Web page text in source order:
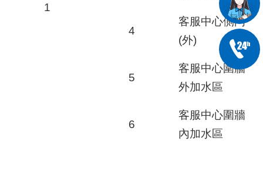
1
4
客服中心側門
(外)
5
客服中心圍牆
外加水區
6
客服中心圍牆
內加水區